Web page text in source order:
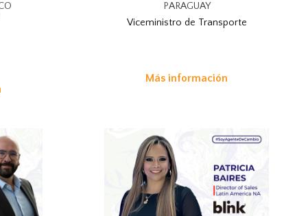
PARAGUAY
Viceministro de Transporte
Más información